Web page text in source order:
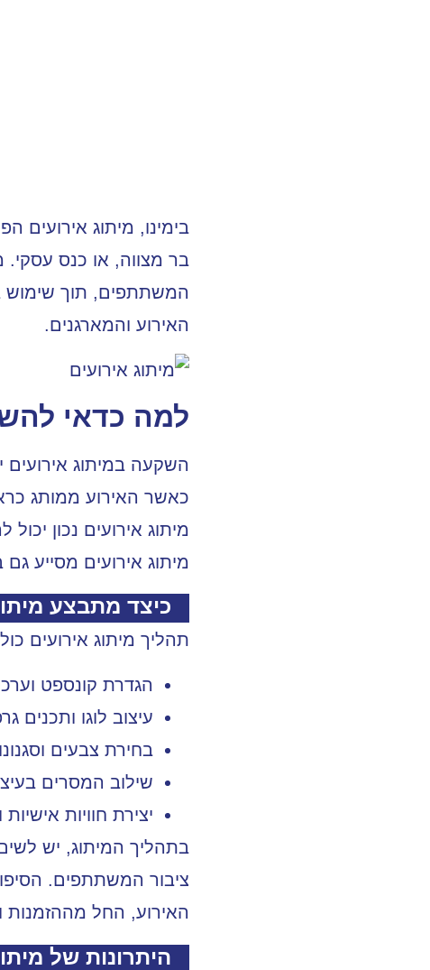
בימינו, מיתוג אירועים
בר מצווה, או כנס עסקי.
המשתתפים, תוך שימוש
האירוע והמארגנים.
למה כדאי
השקעה במיתוג
כאשר האירוע ממותג
מיתוג אירועים נכון
מיתוג אירועים מסייע
כיצד מתבצע
תהליך מיתוג אירועים
הגדרת קונספט
עיצוב לוגו ותכנים
בחירת צבעים
שילוב המסרים
יצירת חוויות
בתהליך המיתוג, יש
ציבור המשתתפים.
האירוע, החל מההזמנות
היתרונות של